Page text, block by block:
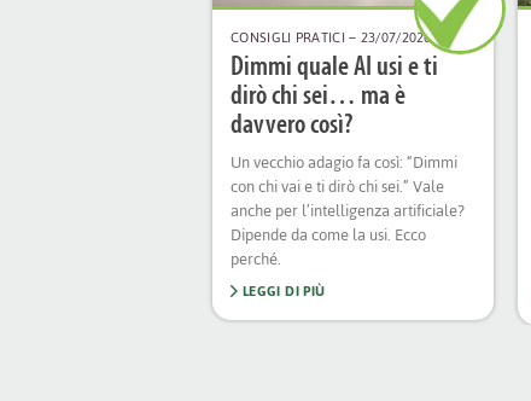
CONSIGLI PRATICI– 23/07/2026
Dimmi quale AI usi e ti
dirò chi sei… ma è
davvero così?
Un vecchio adagio fa così: “Dimmi
con chi vai e ti dirò chi sei.” Vale
anche per l’intelligenza artificiale?
Dipende da come la usi. Ecco
perché.
LEGGI DI PIÙ